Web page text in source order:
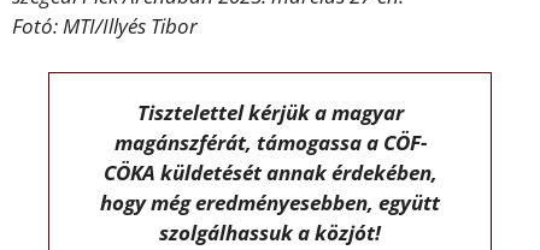
Fotó: MTI/Illyés Tibor
Tisztelettel kérjük a magyar
magánszférát, támogassa a CÖF-
CÖKA küldetését annak érdekében,
hogy még eredményesebben, együtt
szolgálhassuk a közjót!